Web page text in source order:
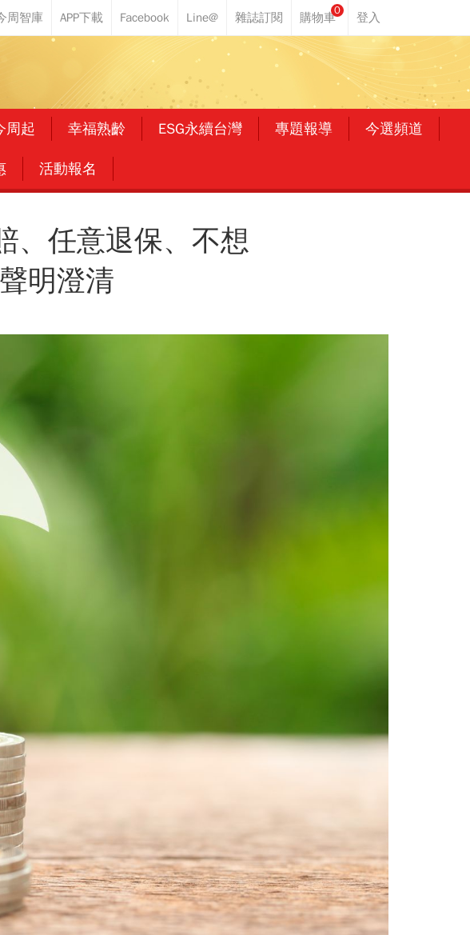
0
周起 幸福熟齡 ESG永續台灣 專題報導 今選頻道
活動報名
、任意退保、不想
明澄清